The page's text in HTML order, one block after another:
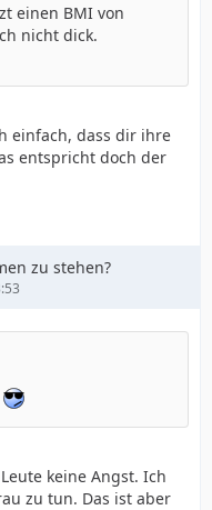
einen BMI von
nicht dick.
einfach, dass dir ihre
entspricht doch der
zu stehen?
keine Angst. Ich
zu tun. Das ist aber